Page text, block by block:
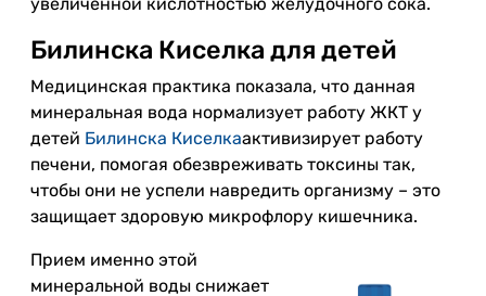
Билинска Киселка для детей
Медицинская практика показала, что данная
минеральная вода нормализует работу ЖКТ у
детей Билинска Киселкаактивизирует работу
печени, помогая обезвреживать токсины так,
чтобы они не успели навредить организму – это
защищает здоровую микрофлору кишечника.
Прием именно этой
минеральной воды снижает